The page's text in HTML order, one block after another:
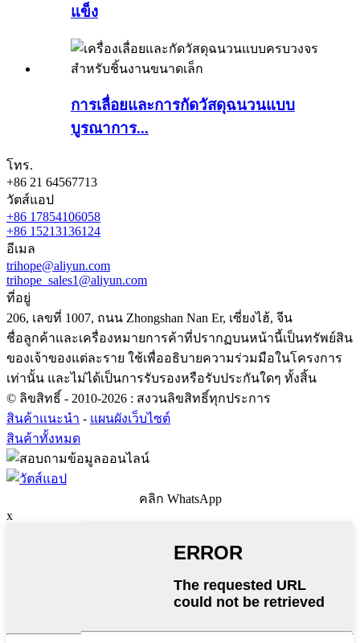
แข็ง
การเลื่อยและการกัดวัสดุฉนวนแบบ
บูรณาการ...
โทร.
+86 21 64567713
วัตส์แอป
+86 17854106058
+86 15213136124
อีเมล
trihope@aliyun.com
trihope_sales1@aliyun.com
ที่อยู่
206, เลขที่ 1007, ถนน Zhongshan Nan Er, เซี่ยงไฮ้, จีน
ชื่อลูกค้าและเครื่องหมายการค้าที่ปรากฏบนหน้านี้เป็นทรัพย์สิน
ของเจ้าของแต่ละราย ใช้เพื่ออธิบายความร่วมมือในโครงการ
เท่านั้น และไม่ได้เป็นการรับรองหรือรับประกันใดๆ ทั้งสิ้น
© ลิขสิทธิ์ - 2010-2026 : สงวนลิขสิทธิ์ทุกประการ
สินค้าแนะนำ - แผนผังเว็บไซต์
สินค้าทั้งหมด
คลิก WhatsApp
x